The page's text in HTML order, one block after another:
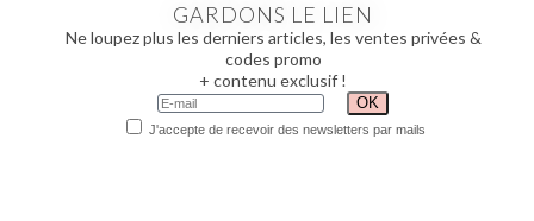
GARDONS LE LIEN
Ne loupez plus les derniers articles, les ventes privées &
codes promo
+ contenu exclusif !
J'accepte de recevoir des newsletters par mails